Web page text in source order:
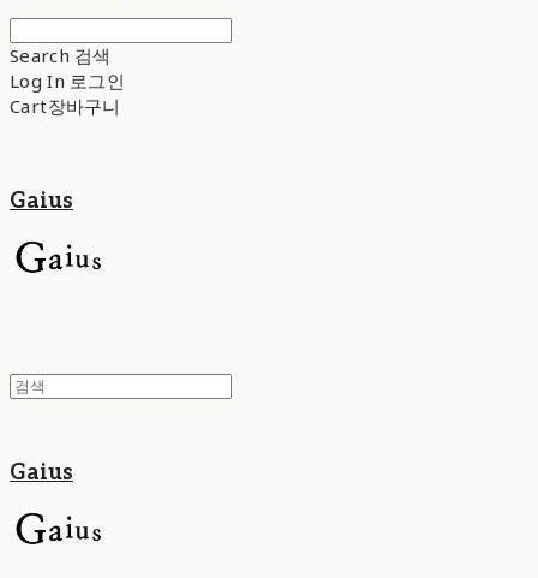
Search 검색
Log In 로그인
Cart장바구니
Gaius
Gaius